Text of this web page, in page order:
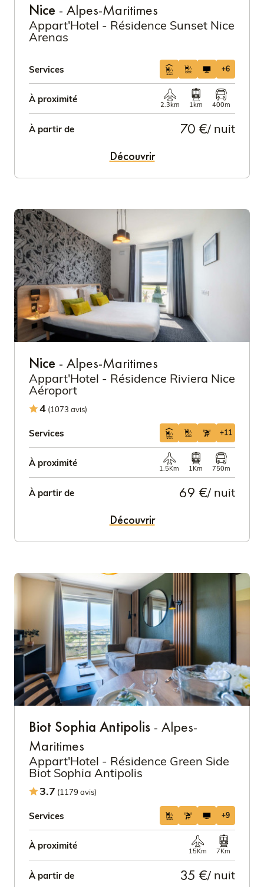
Nice - Alpes-Maritimes
Appart'Hotel - Résidence Sunset Nice
Arenas
Services +6
À proximité
2.3km 1km 400m
À partir de 70 €/ nuit
Découvrir
Nice - Alpes-Maritimes
Appart'Hotel - Résidence Riviera Nice
Aéroport
4 (1073 avis)
Services +11
À proximité
1.5Km 1Km 750m
À partir de 69 €/ nuit
Découvrir
Biot Sophia Antipolis - Alpes-
Maritimes
Appart'Hotel - Résidence Green Side
Biot Sophia Antipolis
3.7 (1179 avis)
Services +9
À proximité
15Km 7Km
À partir de 35 €/ nuit